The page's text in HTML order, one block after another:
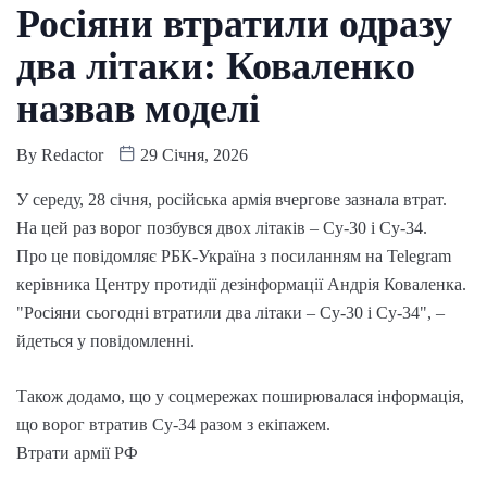
Росіяни втратили одразу
два літаки: Коваленко
назвав моделі
By Redactor 29 Січня, 2026
У середу, 28 січня, російська армія вчергове зазнала втрат.
На цей раз ворог позбувся двох літаків – Су-30 і Су-34.
Про це повідомляє РБК-Україна з посиланням на Telegram
керівника Центру протидії дезінформації Андрія Коваленка.
"Росіяни сьогодні втратили два літаки – Су-30 і Су-34", –
йдеться у повідомленні.
Також додамо, що у соцмережах поширювалася інформація,
що ворог втратив Су-34 разом з екіпажем.
Втрати армії РФ